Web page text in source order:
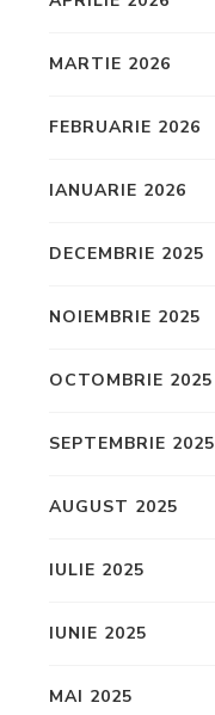
MARTIE 2026
FEBRUARIE 2026
IANUARIE 2026
DECEMBRIE 2025
NOIEMBRIE 2025
OCTOMBRIE 2025
SEPTEMBRIE 2025
AUGUST 2025
IULIE 2025
IUNIE 2025
MAI 2025